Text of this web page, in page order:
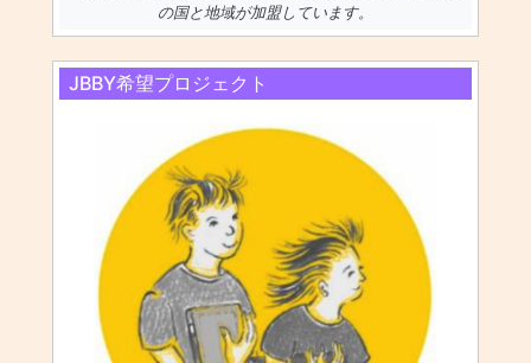
の国と地域が加盟しています。
JBBY希望プロジェクト